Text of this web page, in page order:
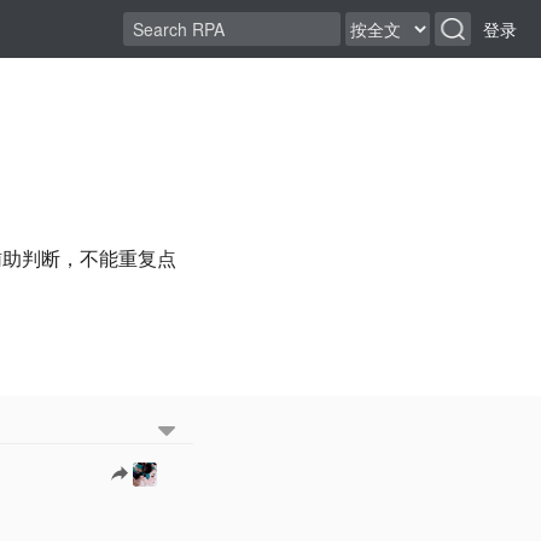
登录
判断，不能重复点